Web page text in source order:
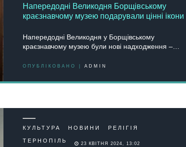
Напередодні Великодня Борщівському
краєзнавчому музею подарували цінні ікони
Напередодні Великодня у Борщівському
краєзнавчому музею були нові надходження –…
ОПУБЛІКОВАНО | ADMIN
КУЛЬТУРА НОВИНИ РЕЛІГІЯ
ТЕРНОПІЛЬ 23 КВІТНЯ 2024, 13:02